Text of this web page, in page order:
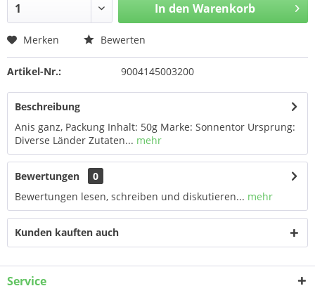
In den Warenkorb
Merken Bewerten
Artikel-Nr.: 9004145003200
Beschreibung
Anis ganz, Packung Inhalt: 50g Marke: Sonnentor Ursprung:
Diverse Länder Zutaten... mehr
Bewertungen
0
Bewertungen lesen, schreiben und diskutieren... mehr
Kunden kauften auch
Service